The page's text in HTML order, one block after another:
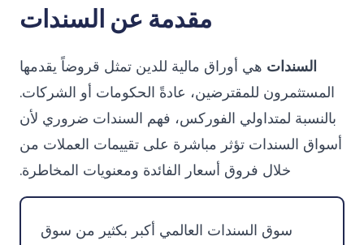
مقدمة عن السندات
السندات هي أوراق مالية للدين تمثل قروضاً يقدمها
المستثمرون للمقترضين، عادةً الحكومات أو الشركات.
بالنسبة لمتداولي الفوركس، فهم السندات ضروري لأن
أسواق السندات تؤثر مباشرة على تقييمات العملات من
خلال فروق أسعار الفائدة ومعنويات المخاطرة.
سوق السندات العالمي أكبر بكثير من سوق